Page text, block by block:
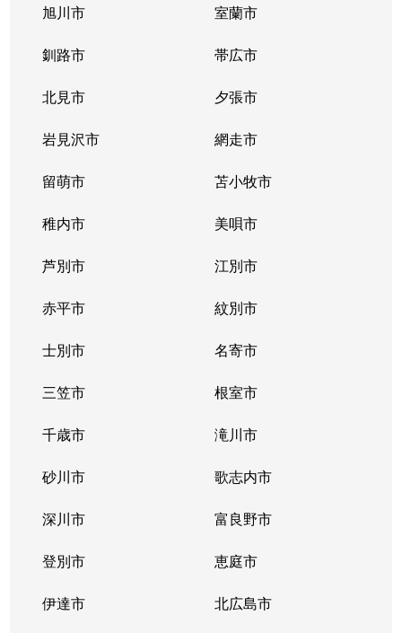
旭川市 室蘭市
釧路市 帯広市
北見市 夕張市
岩見沢市 網走市
留萌市 苫小牧市
稚内市 美唄市
芦別市 江別市
赤平市 紋別市
士別市 名寄市
三笠市 根室市
千歳市 滝川市
砂川市 歌志内市
深川市 富良野市
登別市 恵庭市
伊達市 北広島市